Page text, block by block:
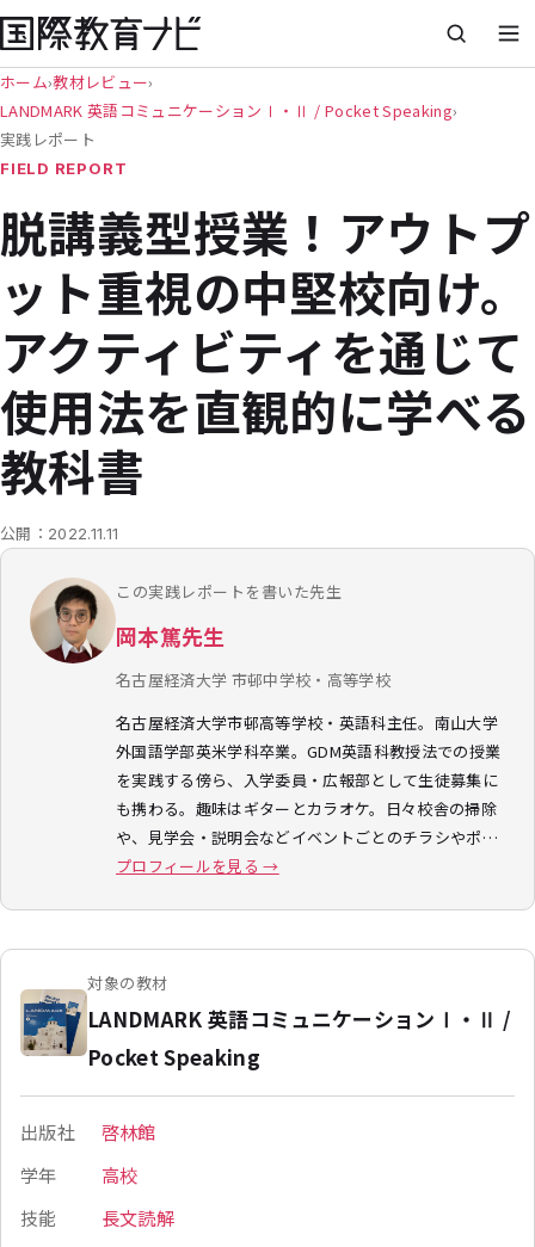
ホーム›教材レビュー›
LANDMARK 英語コミュニケーションⅠ・Ⅱ / Pocket Speaking›
実践レポート
FIELD REPORT
脱講義型授業！アウトプ
ット重視の中堅校向け。
アクティビティを通じて
使用法を直観的に学べる
教科書
公開： 2022.11.11
この実践レポートを書いた先生
岡本篤先生
名古屋経済大学 市邨中学校・高等学校
名古屋経済大学市邨高等学校・英語科主任。南山大学
外国語学部英米学科卒業。GDM英語科教授法での授業
を実践する傍ら、入学委員・広報部として生徒募集に
も携わる。趣味はギターとカラオケ。日々校舎の掃除
や、見学会・説明会などイベントごとのチラシやポ…
プロフィールを見る →
対象の教材
LANDMARK 英語コミュニケーションⅠ・Ⅱ /
Pocket Speaking
出版社
啓林館
学年
高校
技能
長文読解